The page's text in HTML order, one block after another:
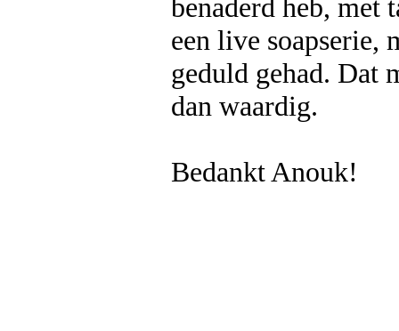
benaderd heb,
een live soapserie,
geduld gehad. Dat
dan waardig.
Bedankt Anouk!